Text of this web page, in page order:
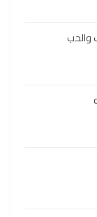
والحب